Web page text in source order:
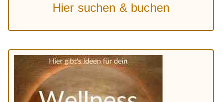
Hier suchen & buchen